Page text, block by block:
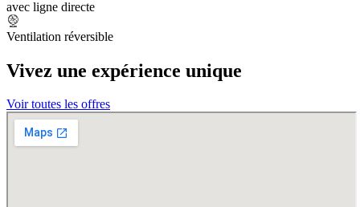
avec ligne directe
Ventilation réversible
Vivez une expérience unique
Voir toutes les offres